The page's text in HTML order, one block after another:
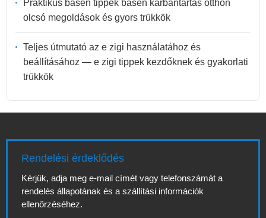
Praktikus basen tippek basen karbantartás otthon
olcsó megoldások és gyors trükkök
Teljes útmutató az e zigi használatához és
beállításához — e zigi tippek kezdőknek és gyakorlati
trükkök
Rendelési érdeklődés
Kérjük, adja meg e-mail címét vagy telefonszámát a
rendelés állapotának és a szállítási információk
ellenőrzéséhez.